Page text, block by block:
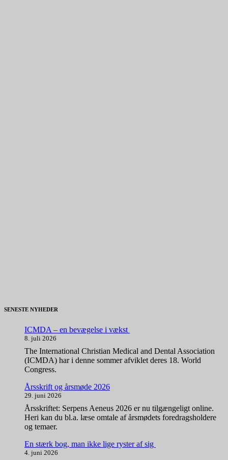
SENESTE NYHEDER
ICMDA – en bevægelse i vækst
8. juli 2026
The International Christian Medical and Dental Association
(ICMDA) har i denne sommer afviklet deres 18. World
Congress.
Årsskrift og årsmøde 2026
29. juni 2026
Årsskriftet: Serpens Aeneus 2026 er nu tilgængeligt online.
Heri kan du bl.a. læse omtale af årsmødets foredragsholdere
og temaer.
En stærk bog, man ikke lige ryster af sig
4. juni 2026